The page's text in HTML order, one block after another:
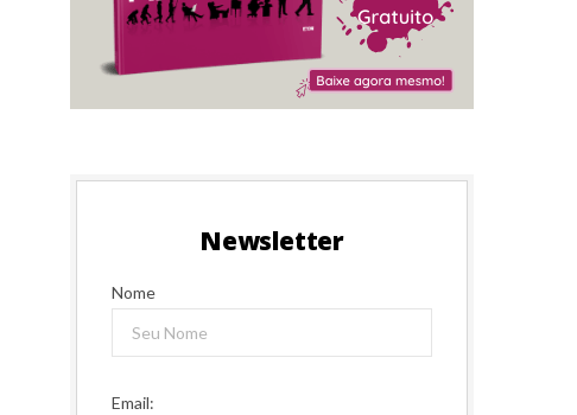
Newsletter
Nome
Email: